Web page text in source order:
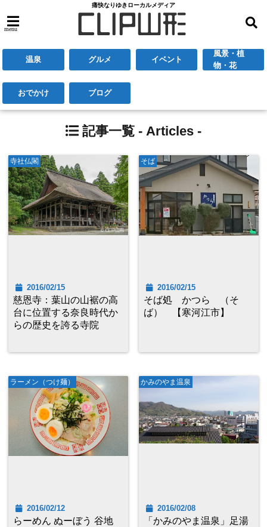
痛快なりゆきローカルメディア
menu
温泉 グルメ イベント
風景・植
物・花
おでかけ ブログ
記事一覧 - Articles -
寺社仏閣
2016/02/15
慈恩寺：葉山の山裾の高
台に位置する奈良時代か
らの歴史を誇る寺院
そば
2016/02/15
そば処 かつら （そ
ば） 【寒河江市】
ラーメン（つけ麺）
2016/02/12
らーめん ぬーぼう 谷地
かみのやま温泉
2016/02/08
「かみのやま温泉」足湯